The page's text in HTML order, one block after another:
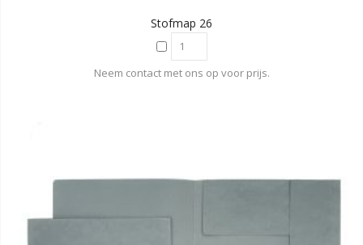
Stofmap 26
Neem contact met ons op voor prijs.